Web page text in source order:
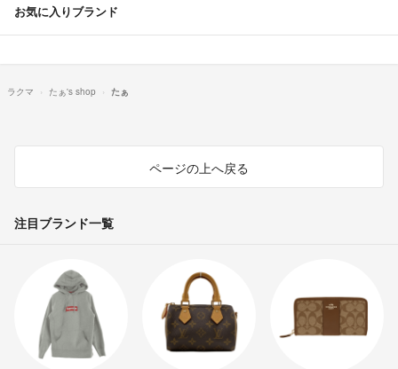
お気に入りブランド
ラクマ たぁ's shop たぁ
ページの上へ戻る
注目ブランド一覧